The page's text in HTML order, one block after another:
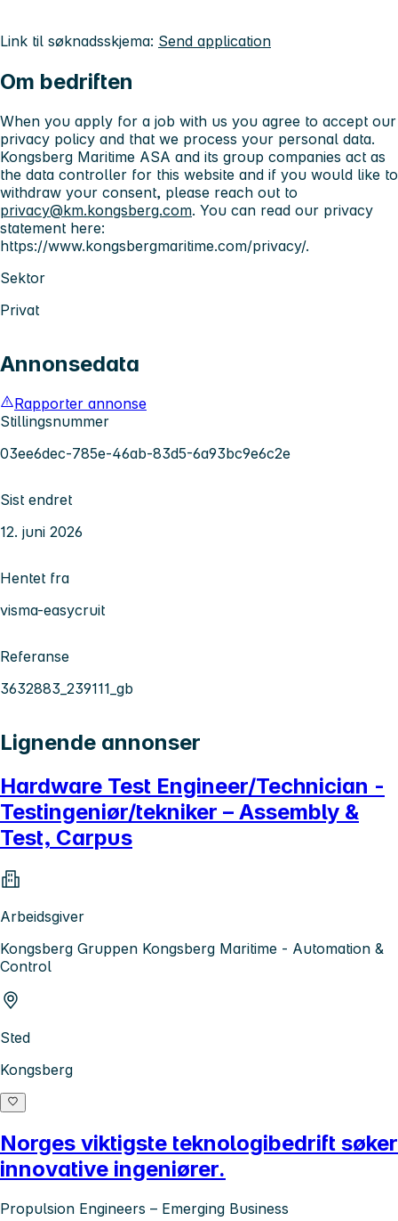
Link til søknadsskjema: Send application
Om bedriften
When you apply for a job with us you agree to accept our
privacy policy and that we process your personal data.
Kongsberg Maritime ASA and its group companies act as
the data controller for this website and if you would like to
withdraw your consent, please reach out to
privacy@km.kongsberg.com. You can read our privacy
statement here:
https://www.kongsbergmaritime.com/privacy/.
Sektor
Privat
Annonsedata
Rapporter annonse
Stillingsnummer
03ee6dec-785e-46ab-83d5-6a93bc9e6c2e
Sist endret
12. juni 2026
Hentet fra
visma-easycruit
Referanse
3632883_239111_gb
Lignende annonser
Hardware Test Engineer/Technician -
Testingeniør/tekniker – Assembly &
Test, Carpus
Arbeidsgiver
Kongsberg Gruppen Kongsberg Maritime - Automation &
Control
Sted
Kongsberg
Norges viktigste teknologibedrift søker
innovative ingeniører.
Propulsion Engineers – Emerging Business